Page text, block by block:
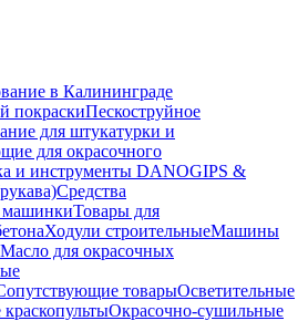
в Калининграде
покраскиПескоструйное
для штукатурки и
для окрасочного
и инструменты DANOGIPS &
Средства
Товары для
Ходули строительныеМашины
Масло для окрасочных
товарыОсветительные
Окрасочно-сушильные